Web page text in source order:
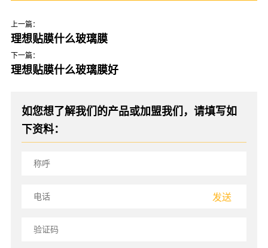
上一篇：
理想贴膜什么玻璃膜
下一篇：
理想贴膜什么玻璃膜好
如您想了解我们的产品或加盟我们，请填写如
下资料：
发送